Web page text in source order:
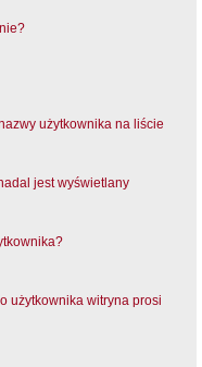
użytkownika na liście
jest wyświetlany
użytkownika witryna prosi